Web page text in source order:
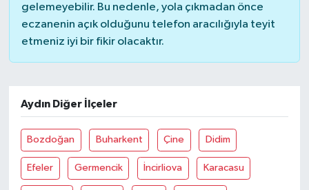
gelemeyebilir. Bu nedenle, yola çıkmadan önce
eczanenin açık olduğunu telefon aracılığıyla teyit
etmeniz iyi bir fikir olacaktır.
Aydın Diğer İlçeler
Bozdoğan Buharkent Çine Didim
Efeler Germencik İncirliova Karacasu